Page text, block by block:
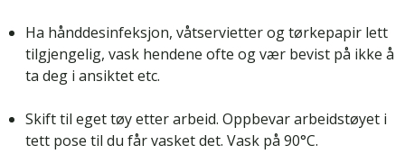
Ha hånddesinfeksjon, våtservietter og tørkepapir lett
tilgjengelig, vask hendene ofte og vær bevist på ikke å
ta deg i ansiktet etc.
Skift til eget tøy etter arbeid. Oppbevar arbeidstøyet i
tett pose til du får vasket det. Vask på 90°C.